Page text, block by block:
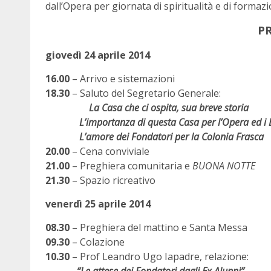
dall’Opera per giornata di spiritualità e di
giovedì 24 aprile 2014
16.00 – Arrivo e sistemazioni
18.30 – Saluto del Segretario Generale:
La Casa che ci ospita, sua breve storia
L’importanza di questa Casa per l’Opera ed i
L’amore dei Fondatori per la Colonia Frasca
20.00 – Cena conviviale
21.00 – Preghiera comunitaria e BUONA NOTTE
21.30 – Spazio ricreativo
venerdì 25 aprile 2014
08.30 – Preghiera del mattino e Santa Messa
09.30 – Colazione
10.30 – Prof Leandro Ugo Iapadre, relazione: